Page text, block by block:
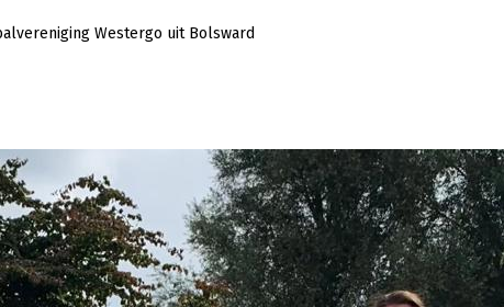
Westergo uit Bolsward